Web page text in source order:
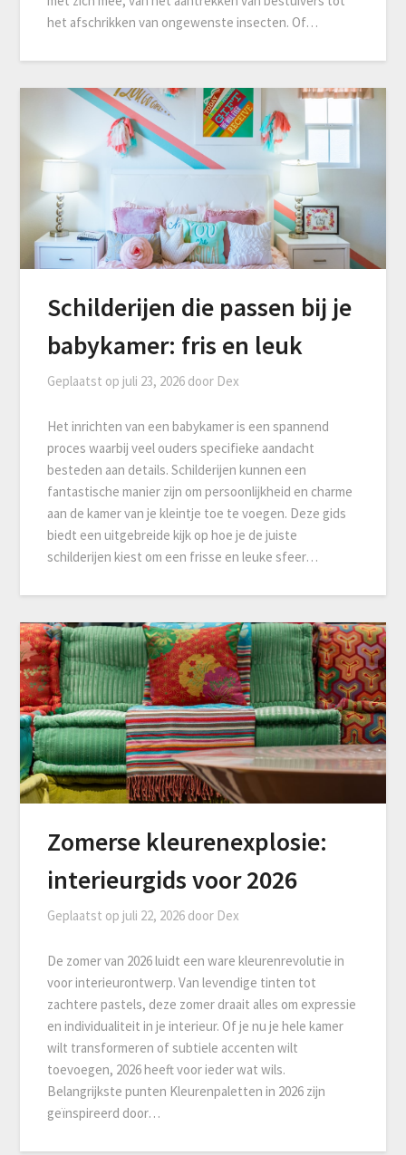
het afschrikken van ongewenste insecten. Of…
Schilderijen die passen bij je
babykamer: fris en leuk
Geplaatst op juli 23, 2026 door Dex
Het inrichten van een babykamer is een spannend
proces waarbij veel ouders specifieke aandacht
besteden aan details. Schilderijen kunnen een
fantastische manier zijn om persoonlijkheid en charme
aan de kamer van je kleintje toe te voegen. Deze gids
biedt een uitgebreide kijk op hoe je de juiste
schilderijen kiest om een frisse en leuke sfeer…
Zomerse kleurenexplosie:
interieurgids voor 2026
Geplaatst op juli 22, 2026 door Dex
De zomer van 2026 luidt een ware kleurenrevolutie in
voor interieurontwerp. Van levendige tinten tot
zachtere pastels, deze zomer draait alles om expressie
en individualiteit in je interieur. Of je nu je hele kamer
wilt transformeren of subtiele accenten wilt
toevoegen, 2026 heeft voor ieder wat wils.
Belangrijkste punten Kleurenpaletten in 2026 zijn
geïnspireerd door…